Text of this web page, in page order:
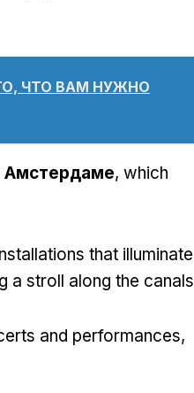
ТО, ЧТО ВАМ НУЖНО
Амстердаме, which
that illuminate
a stroll along the canals
and performances,